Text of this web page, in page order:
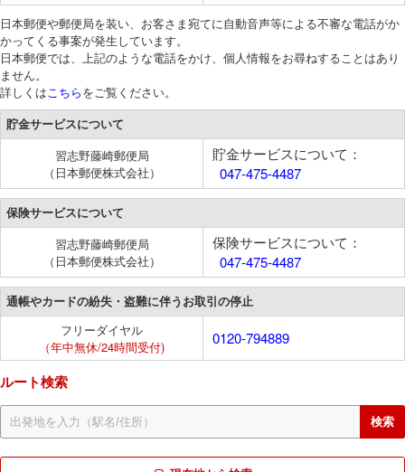
日本郵便や郵便局を装い、お客さま宛てに自動音声等による不審な電話がか
かってくる事案が発生しています。
日本郵便では、上記のような電話をかけ、個人情報をお尋ねすることはあり
ません。
詳しくはこちらをご覧ください。
貯金サービスについて
習志野藤崎郵便局
（日本郵便株式会社）
貯金サービスについて：
047-475-4487
保険サービスについて
習志野藤崎郵便局
（日本郵便株式会社）
保険サービスについて：
047-475-4487
通帳やカードの紛失・盗難に伴うお取引の停止
フリーダイヤル
（年中無休/24時間受付)
0120-794889
ルート検索